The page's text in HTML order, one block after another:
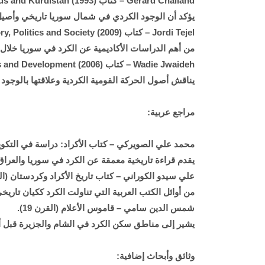
يؤكد أن الوجود الكردي في شمال سوريا تاريخي
Jordi Tejel – كتاب Syria’s Kurds: History, Politics and Society (2009).
من أهم الدراسات الأكاديمية عن الكرد في سوريا
Wadie Jwaideh – كتاب The Kurdish National Movement: Its Origins and Development (2006).
يناقش أصول الحركة القومية الكردية وعلاقتها
مراجع عربية:
محمد علي الصويركي – كتاب الأكراد: دراسة في التكوين
يقدم قراءة تاريخية معمقة عن الكرد في سوريا
علي سيدو الكوراني – كتاب تاريخ الأكراد وكردستان
من أوائل الكتب العربية التي تناولت الكرد ككيان
شمس الدين سامي – قاموس الأعلام (القرن 19).
يشير إلى مناطق سكن الكرد في الشام والجزيرة
وثائق وأبحاث إضافية: